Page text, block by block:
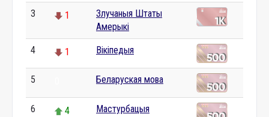
3 1
Злучаныя Штаты
Амерыкі
4 1 Вікіпедыя
5 Беларуская мова
6 4 Мастурбацыя